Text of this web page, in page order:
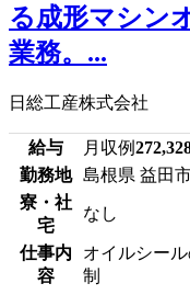
る成形マシン
業務。...
日総工産株式会社
給与 月収例
勤務地
島根県 益田
寮・社
宅
なし
仕事内
容
オイルシー
制